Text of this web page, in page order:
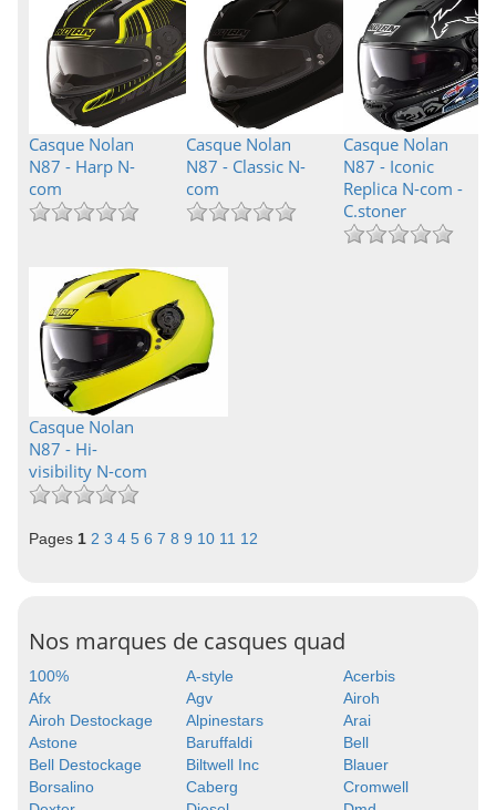
Casque Nolan
N87 - Harp N-
com
Casque Nolan
N87 - Classic N-
com
Casque Nolan
N87 - Iconic
Replica N-com -
C.stoner
Casque Nolan
N87 - Hi-
visibility N-com
Pages 1 2 3 4 5 6 7 8 9 10 11 12
Nos marques de casques quad
100% A-style
Acerbis
Afx
Agv
Airoh
Airoh Destockage
Alpinestars
Arai
Astone
Baruffaldi
Bell
Bell Destockage
Biltwell Inc
Blauer
Borsalino
Caberg
Cromwell